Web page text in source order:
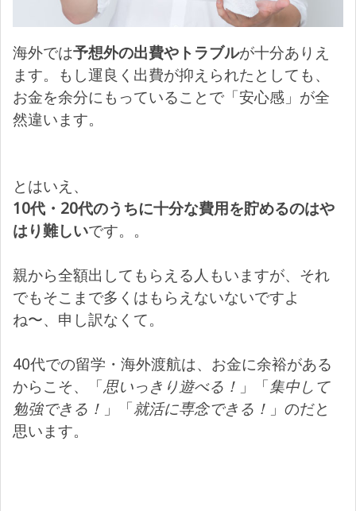
海外では予想外の出費やトラブルが十分ありえ
ます。もし運良く出費が抑えられたとしても、
お金を余分にもっていることで「安心感」が全
然違います。
とはいえ、
10代・20代のうちに十分な費用を貯めるのはや
はり難しいです。。
親から全額出してもらえる人もいますが、それ
でもそこまで多くはもらえないないですよ
ね〜、申し訳なくて。
40代での留学・海外渡航は、お金に余裕がある
からこそ、「思いっきり遊べる！ 」「集中して
勉強できる！ 」「就活に専念できる！ 」のだと
思います。